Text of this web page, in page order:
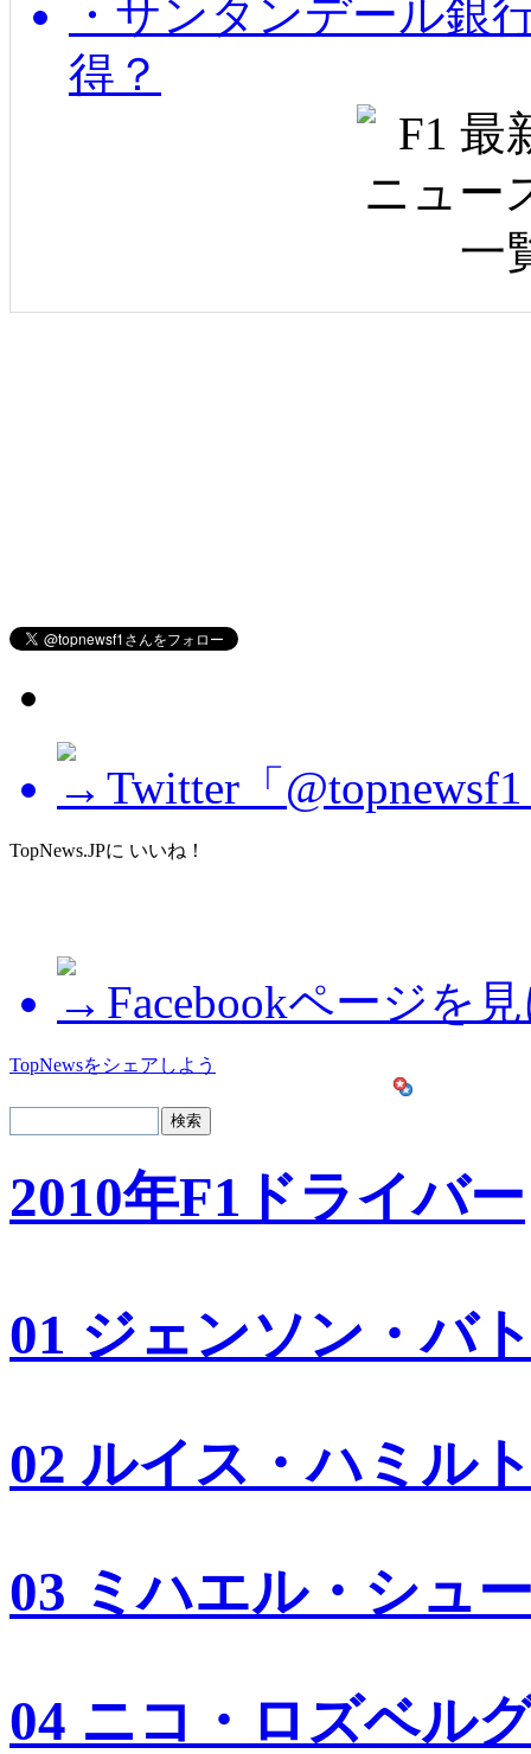
・サンタンデール銀
得？
Twitter「
TopNews.JPに いいね！
Facebookページを
TopNewsをシェアしよう
2010年F1ドライバー
01 ジェンソン・バ
02 ルイス・ハミル
03 ミハエル・シュ
04 ニコ・ロズベル